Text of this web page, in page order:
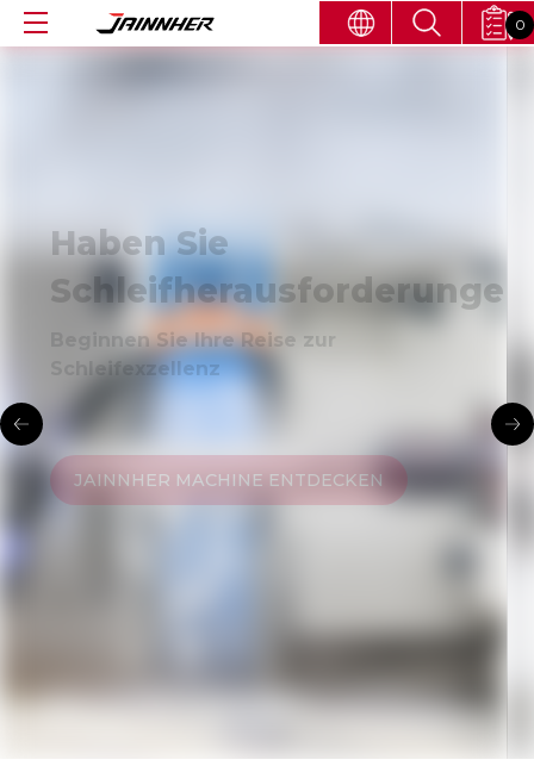
0
Fertigung
JAINNHER MACHINE ENTDECKEN